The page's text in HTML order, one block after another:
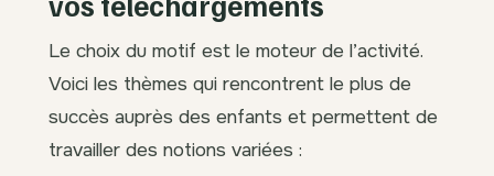
Le choix du motif est le moteur de l’activité.
Voici les thèmes qui rencontrent le plus de
succès auprès des enfants et permettent de
travailler des notions variées :